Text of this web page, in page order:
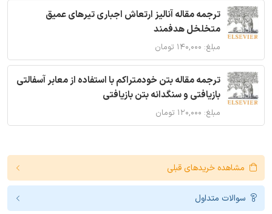
ترجمه مقاله آنالیز ارتعاش اجباری تیرهای عمیق
متخلخل هدفمند
مبلغ: ۱۴۰,۰۰۰ تومان
ترجمه مقاله بتن خودمتراکم با استفاده از معابر آسفالتی
بازیافتی و سنگدانه بتن بازیافتی
مبلغ: ۱۲۰,۰۰۰ تومان
مشاهده خریدهای قبلی
سوالات متداول